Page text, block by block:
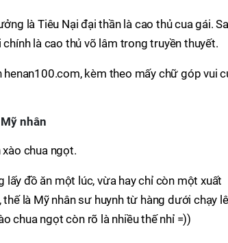
là Tiêu Nại đại thần là cao thủ cua gái.
là cao thủ võ lâm trong truyền thuyết.
kèm theo mấy chữ góp vui
nhân
xào chua ngọt.
lấy đồ ăn một lúc, vừa hay chỉ còn một xuất
là Mỹ nhân sư huynh từ hàng dưới chạy
chua ngọt còn rõ là nhiều thế nhỉ =))